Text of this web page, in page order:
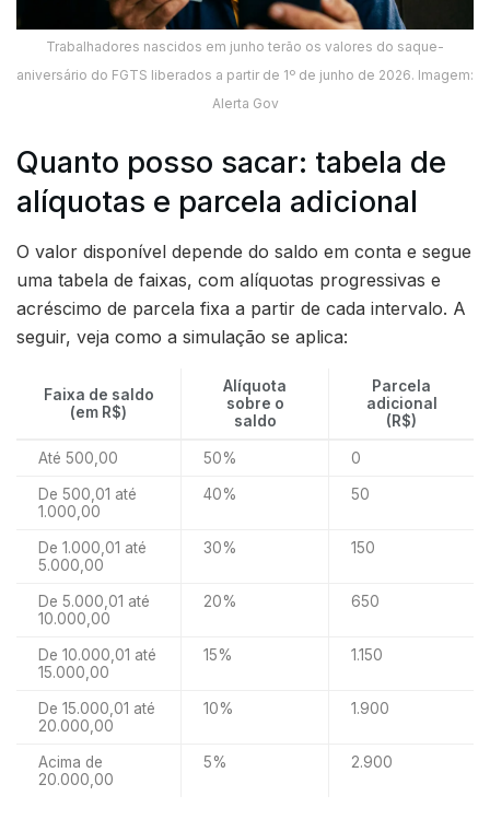
Trabalhadores nascidos em junho terão os valores do saque-
aniversário do FGTS liberados a partir de 1º de junho de 2026. Imagem:
Alerta Gov
Quanto posso sacar: tabela de
alíquotas e parcela adicional
O valor disponível depende do saldo em conta e segue
uma tabela de faixas, com alíquotas progressivas e
acréscimo de parcela fixa a partir de cada intervalo. A
seguir, veja como a simulação se aplica:
Faixa de saldo
(em R$)
Alíquota
sobre o
saldo
Parcela
adicional
(R$)
Até 500,00 50% 0
De 500,01 até
1.000,00
40% 50
De 1.000,01 até
5.000,00
30% 150
De 5.000,01 até
10.000,00
20% 650
De 10.000,01 até
15.000,00
15% 1.150
De 15.000,01 até
20.000,00
10% 1.900
Acima de
20.000,00
5% 2.900